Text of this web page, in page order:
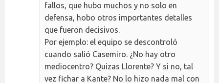
fallos, que hubo muchos y no solo en
defensa, hobo otros importantes detalles
que fueron decisivos.
Por ejemplo: el equipo se descontroló
cuando salió Casemiro. ¿No hay otro
mediocentro? Quizas Llorente? Y si no, tal
vez fichar a Kante? No lo hizo nada mal con